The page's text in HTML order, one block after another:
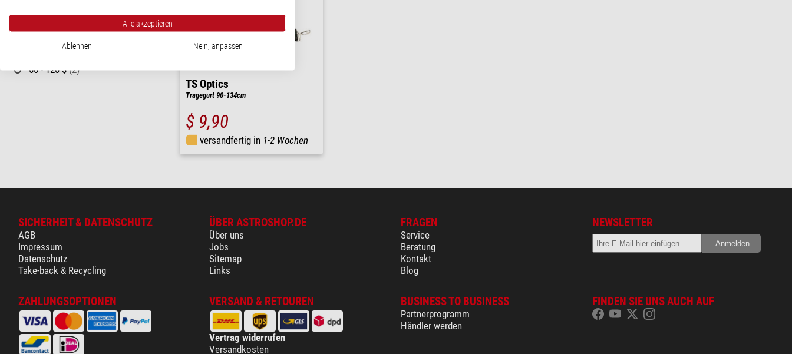
PREIS
(3)
60 - 120 $(2)
TS Optics
Tragegurt 90-134cm
$ 9,90
versandfertig in 1-2 Wochen
SICHERHEIT & DATENSCHUTZ
AGB
Impressum
Datenschutz
Take-back & Recycling
ÜBER ASTROSHOP.DE
Über uns
Jobs
Sitemap
Links
FRAGEN
Service
Beratung
Kontakt
Blog
NEWSLETTER
ZAHLUNGSOPTIONEN VERSAND & RETOUREN
Vertrag widerrufen
Versandkosten
BUSINESS TO BUSINESS
Partnerprogramm
Händler werden
FINDEN SIE UNS AUCH AUF
Alle akzeptieren
Ablehnen Nein, anpassen